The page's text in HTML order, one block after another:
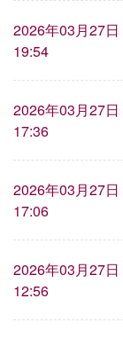
2026年03月27日
19:54
2026年03月27日
17:36
2026年03月27日
17:06
2026年03月27日
12:56